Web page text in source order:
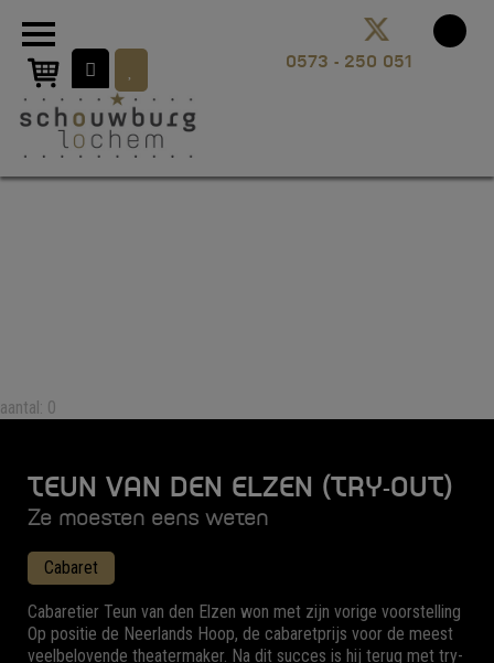
aantal: 0
TEUN VAN DEN ELZEN (TRY-OUT)
Ze moesten eens weten
Cabaret
Cabaretier Teun van den Elzen won met zijn vorige voorstelling
Op positie de Neerlands Hoop, de cabaretprijs voor de meest
veelbelovende theatermaker. Na dit succes is hij terug met try-